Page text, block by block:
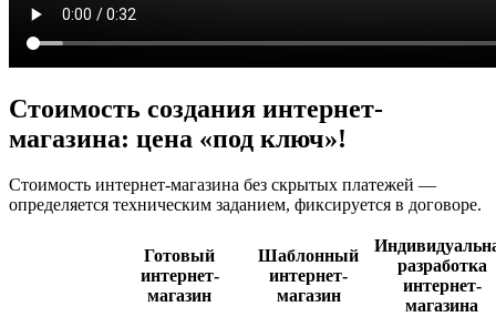
Стоимость создания интернет-
магазина: цена «под ключ»!
Стоимость интернет-магазина без скрытых платежей —
определяется техническим заданием, фиксируется в договоре.
Готовый
интернет-
магазин
Шаблонный
интернет-
магазин
разработка
интернет-
магазина